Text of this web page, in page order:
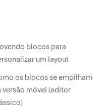
blocos para
um layout
os blocos se empilham
versão móvel (editor